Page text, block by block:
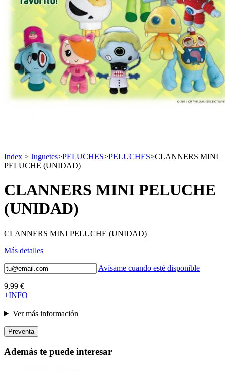
Index > Juguetes>PELUCHES>PELUCHES>CLANNERS MINI
PELUCHE (UNIDAD)
CLANNERS MINI PELUCHE
(UNIDAD)
CLANNERS MINI PELUCHE (UNIDAD)
Más detalles
Avísame cuando esté disponible
9,99 €
+INFO
Ver más información
Preventa
Además te puede interesar